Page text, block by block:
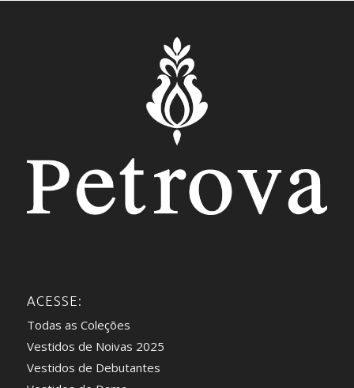
ACESSE:
Todas as Coleções
Vestidos de Noivas 2025
Vestidos de Debutantes